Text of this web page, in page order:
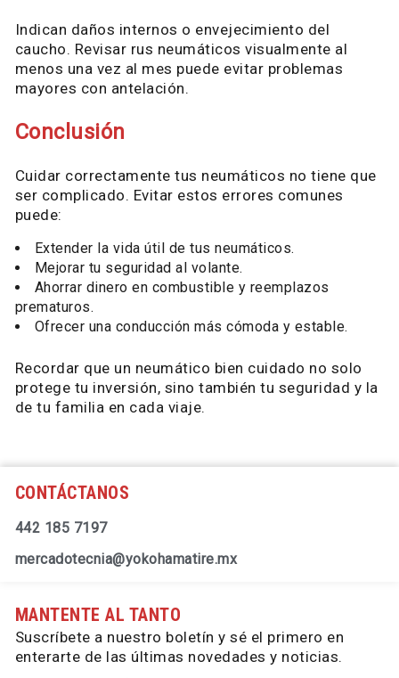
Indican daños internos o envejecimiento del
caucho. Revisar rus neumáticos visualmente al
menos una vez al mes puede evitar problemas
mayores con antelación.
Conclusión
Cuidar correctamente tus neumáticos no tiene que
ser complicado. Evitar estos errores comunes
puede:
Extender la vida útil de tus neumáticos.
Mejorar tu seguridad al volante.
Ahorrar dinero en combustible y reemplazos
prematuros.
Ofrecer una conducción más cómoda y estable.
Recordar que un neumático bien cuidado no solo
protege tu inversión, sino también tu seguridad y la
de tu familia en cada viaje.
CONTÁCTANOS
442 185 7197
mercadotecnia@yokohamatire.mx
MANTENTE AL TANTO
Suscríbete a nuestro boletín y sé el primero en
enterarte de las últimas novedades y noticias.